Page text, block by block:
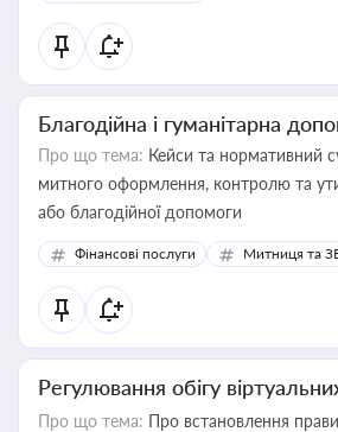
Благодійна і гуманітарна
Про що тема: Кейси та нормативний
митного оформлення, контролю та
або благодійної допомоги
Фінансові послуги Митниця та
Регулювання обігу
Про що тема: Про встановлення